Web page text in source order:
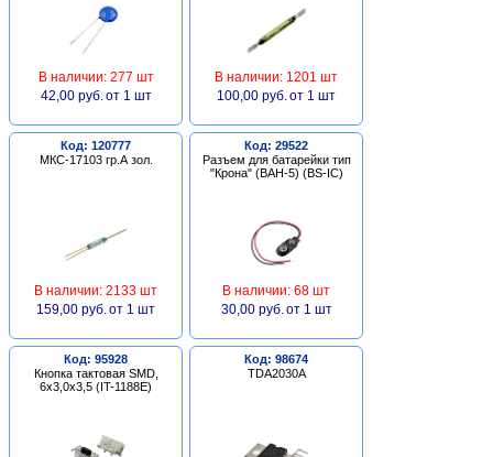
В наличии: 277 шт
42,00 руб. от 1 шт
В наличии: 1201 шт
100,00 руб. от 1 шт
Код: 120777
МКС-17103 гр.А зол.
В наличии: 2133 шт
159,00 руб. от 1 шт
Код: 29522
Разъем для батарейки тип
"Крона" (BAH-5) (BS-IC)
В наличии: 68 шт
30,00 руб. от 1 шт
Код: 95928
Кнопка тактовая SMD,
6х3,0х3,5 (IT-1188E)
Код: 98674
TDA2030A